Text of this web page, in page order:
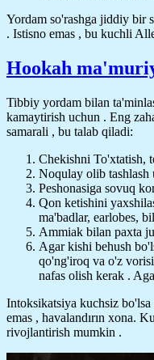
Yordam so'rashga jiddiy bir
. Istisno emas , bu kuchli
Hookah
Tibbiy yordam bilan
kamaytirish uchun . Eng
samarali , bu talab qiladi:
Chekishni To'xtatish,
Noqulay olib
Peshonasiga sovuq
Qon ketishini
ma'badlar, earlobes,
Ammiak bilan paxta
Agar kishi behush
qo'ng'iroq va o'z
nafas olish kerak .
Intoksikatsiya kuchsiz
emas , havalandırın xona.
rivojlantirish mumkin .